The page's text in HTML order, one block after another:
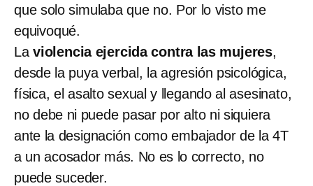
que solo simulaba que no. Por lo visto me
equivoqué.
La violencia ejercida contra las mujeres,
desde la puya verbal, la agresión psicológica,
física, el asalto sexual y llegando al asesinato,
no debe ni puede pasar por alto ni siquiera
ante la designación como embajador de la 4T
a un acosador más. No es lo correcto, no
puede suceder.